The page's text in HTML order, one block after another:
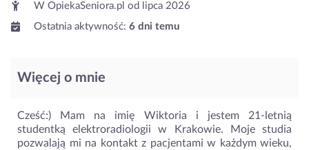
W OpiekaSeniora.pl od
lipca 2026
Ostatnia aktywność: 6 dni temu
Więcej o mnie
Cześć:) Mam na imię Wiktoria i jestem 21-letnią
studentką elektroradiologii w Krakowie. Moje studia
pozwalają mi na kontakt z pacjentami w każdym wieku,